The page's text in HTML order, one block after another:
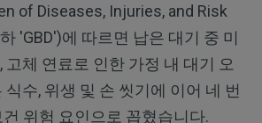
of Diseases, Injuries, and Risk
'GBD')에 따르면 납은 대기 중 미
고체 연료로 인한 가정 내 대기 오
식수, 위생 및 손 씻기에 이어 네 번
위험 요인으로 꼽혔습니다.